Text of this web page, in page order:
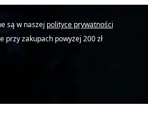
są w naszej polityce prywatności
przy zakupach powyżej 200 zł